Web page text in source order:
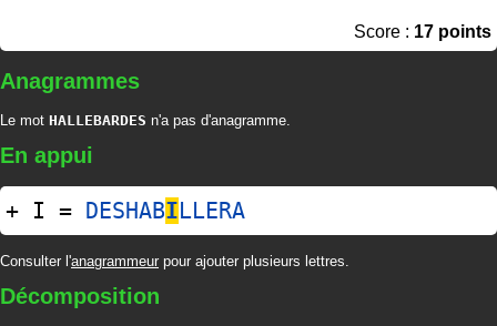
Score : 17 points
Anagrammes
Le mot HALLEBARDES n'a pas d'anagramme.
En appui
+ I = DESHABILLERA
Consulter l'anagrammeur pour ajouter plusieurs lettres.
Décomposition